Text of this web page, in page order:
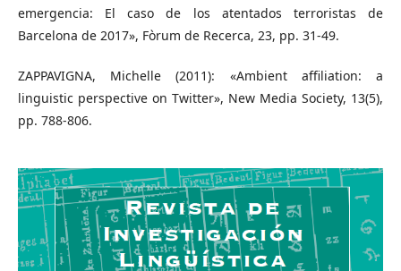
emergencia: El caso de los atentados terroristas de
Barcelona de 2017», Fòrum de Recerca, 23, pp. 31-49.
ZAPPAVIGNA, Michelle (2011): «Ambient affiliation: a
linguistic perspective on Twitter», New Media Society, 13(5),
pp. 788-806.